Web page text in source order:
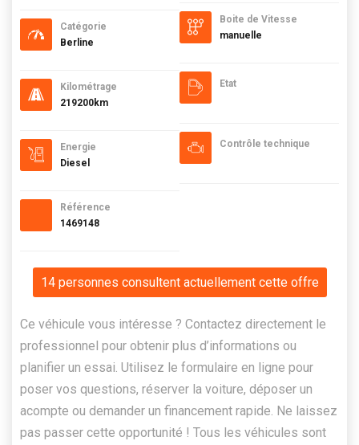
Catégorie
Berline
Kilométrage
219200km
Energie
Diesel
Référence
1469148
Boite de Vitesse
manuelle
Etat
Contrôle technique
14 personnes consultent actuellement cette offre
Ce véhicule vous intéresse ? Contactez directement le
professionnel pour obtenir plus d’informations ou
planifier un essai. Utilisez le formulaire en ligne pour
poser vos questions, réserver la voiture, déposer un
acompte ou demander un financement rapide. Ne laissez
pas passer cette opportunité ! Tous les véhicules sont